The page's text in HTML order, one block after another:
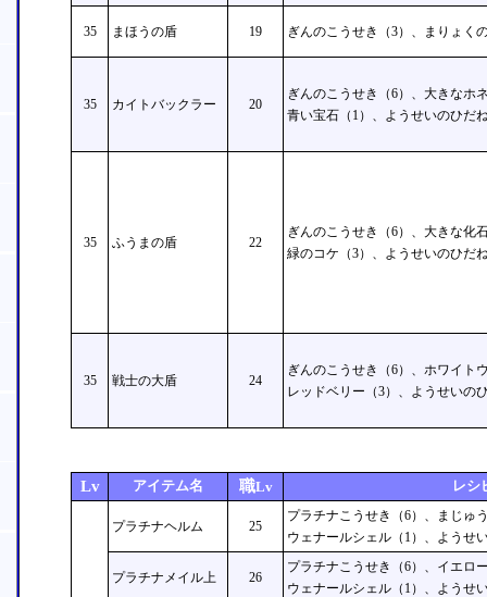
35 まほうの盾 19 ぎんのこうせき（3）、まりょく
35 カイトバックラー 20
ぎんのこうせき（6）、大きなホ
青い宝石（1）、ようせいのひだ
35 ふうまの盾 22
ぎんのこうせき（6）、大きな化
緑のコケ（3）、ようせいのひだ
35 戦士の大盾 24
ぎんのこうせき（6）、ホワイト
レッドベリー（3）、ようせいの
Lv アイテム名 職Lv レシ
プラチナヘルム 25
プラチナこうせき（6）、まじゅ
ウェナールシェル（1）、ようせ
プラチナメイル上 26
プラチナこうせき（6）、イエロ
ウェナールシェル（1）、ようせ